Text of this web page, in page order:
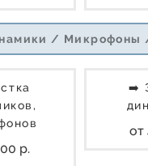
/ Микрофоны
р.
➡️
от